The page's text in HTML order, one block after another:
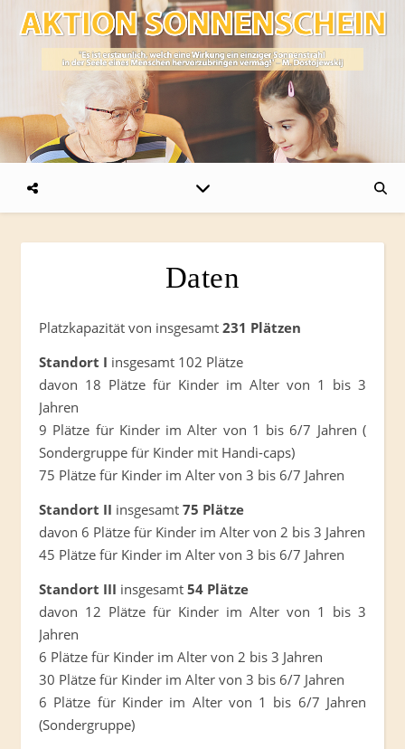
Daten
Platzkapazität von insgesamt 231 Plätzen
Standort I insgesamt 102 Plätze
davon 18 Plätze für Kinder im Alter von 1 bis 3
Jahren
9 Plätze für Kinder im Alter von 1 bis 6/7 Jahren (
Sondergruppe für Kinder mit Handi-caps)
75 Plätze für Kinder im Alter von 3 bis 6/7 Jahren
Standort II insgesamt 75 Plätze
davon 6 Plätze für Kinder im Alter von 2 bis 3 Jahren
45 Plätze für Kinder im Alter von 3 bis 6/7 Jahren
Standort III insgesamt 54 Plätze
davon 12 Plätze für Kinder im Alter von 1 bis 3
Jahren
6 Plätze für Kinder im Alter von 2 bis 3 Jahren
30 Plätze für Kinder im Alter von 3 bis 6/7 Jahren
6 Plätze für Kinder im Alter von 1 bis 6/7 Jahren
(Sondergruppe)